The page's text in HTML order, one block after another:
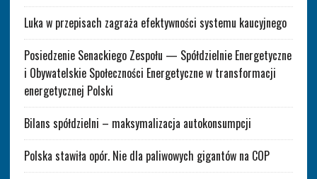
Luka w przepisach zagraża efektywności systemu kaucyjnego
Posiedzenie Senackiego Zespołu — Spółdzielnie Energetyczne
i Obywatelskie Społeczności Energetyczne w transformacji
energetycznej Polski
Bilans spółdzielni – maksymalizacja autokonsumpcji
Polska stawiła opór. Nie dla paliwowych gigantów na COP